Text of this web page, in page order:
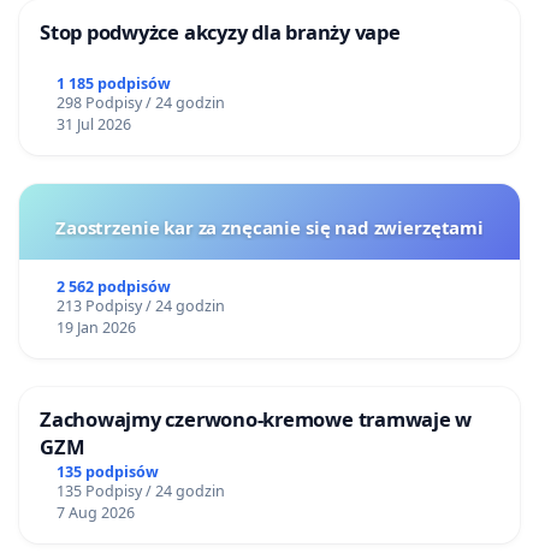
Stop podwyżce akcyzy dla branży vape
1 185 podpisów
298 Podpisy / 24 godzin
31 Jul 2026
Zaostrzenie kar za znęcanie się nad zwierzętami
2 562 podpisów
213 Podpisy / 24 godzin
19 Jan 2026
Zachowajmy czerwono-kremowe tramwaje w
GZM
135 podpisów
135 Podpisy / 24 godzin
7 Aug 2026